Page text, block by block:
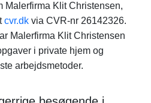
Malerfirma Klit Christensen,
cvr.dk via CVR-nr 26142326.
Malerfirma Klit Christensen
i private hjem og
arbejdsmetoder.